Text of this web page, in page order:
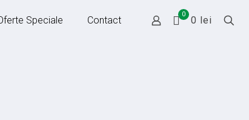
Speciale Contact
0
0 lei